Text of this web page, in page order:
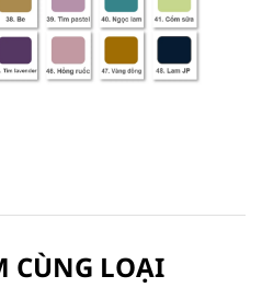
CÙNG LOẠI